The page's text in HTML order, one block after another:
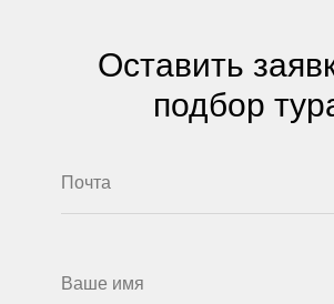
Оставить
подбор